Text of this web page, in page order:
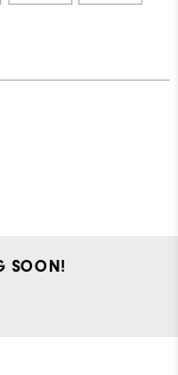
SOON!